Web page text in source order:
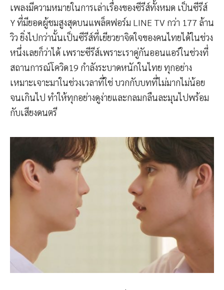
เพลงมีความหมายในการเล่าเรื่องของซีรีส์ทั้งหมด เป็นซีรีส์
Y ที่มียอดผู้ชมสูงสุดบนแพล็ตฟอร์ม LINE TV กว่า 177 ล้าน
วิว ยิ่งไปกว่านั้นเป็นซีรีส์ที่เยียวยาจิตใจของคนไทยได้ในช่วง
หนึ่งเลยก็ว่าได้ เพราะซีรีส์เพราะเราคู่กันออนแอร์ในช่วงที่
สถานการณ์โควิด19 กำลังระบาดหนักในไทย ทุกอย่าง
เหมาะเจาะมาในช่วงเวลาที่ใช่ บวกกับบทที่ไม่มากไม่น้อย
จนเกินไป ทำให้ทุกอย่างดูง่ายและกลมกลืนละมุนไปพร้อม
กับเสียงดนตรี